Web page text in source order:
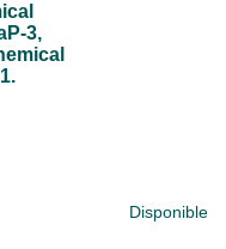
3,
Disponible